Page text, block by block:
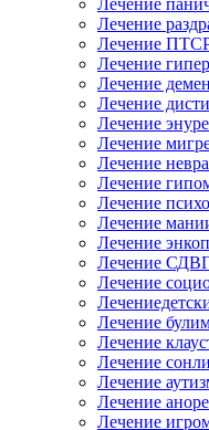
Лечение
Лечение
Лечение
Лечение
Лечение
Лечение
Лечение
Лечение
Лечение
Лечение
Лечение
Лечение
Лечение
Лечение
Лечение
Лечение
Лечение
Лечение
Лечение
Лечение
Лечение